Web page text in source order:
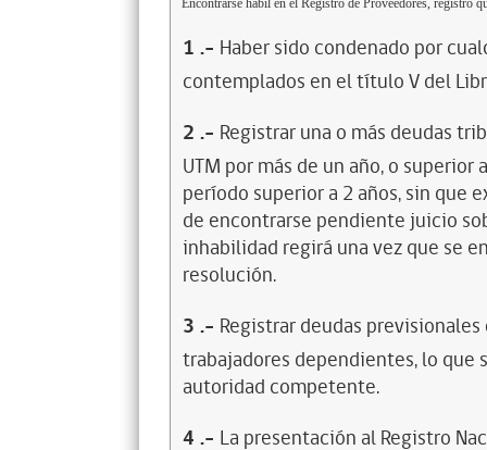
Encontrarse hábil en el Registro de Proveedores, registro
1 .- Haber sido condenado por
contemplados en el título V del
2 .- Registrar una o más deudas
UTM por más de un año, o
período superior a 2 años, sin que
de encontrarse pendiente juicio
inhabilidad regirá una vez que se
resolución.
3 .- Registrar deudas
trabajadores dependientes, lo
autoridad competente.
4 .- La presentación al Registro